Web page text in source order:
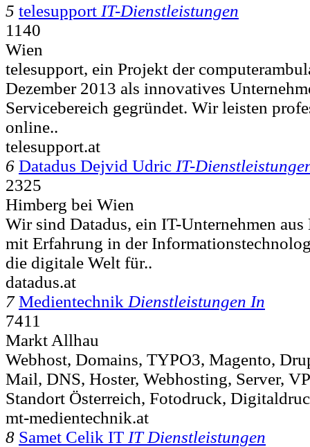
5 telesupport IT-Dienstleistungen
1140
Wien
telesupport, ein Projekt der
Dezember 2013 als innovatives
Servicebereich gegründet. Wir leisten
online..
telesupport.at
6 Datadus Dejvid Udric IT-
2325
Himberg bei Wien
Wir sind Datadus, ein IT-Unternehmen
mit Erfahrung in der
die digitale Welt für..
datadus.at
7 Medientechnik Dienstleistungen In
7411
Markt Allhau
Webhost, Domains, TYPO3, Magento,
Mail, DNS, Hoster, Webhosting, Server,
Standort Österreich, Fotodruck,
mt-medientechnik.at
8 Samet Celik IT IT Dienstleistungen